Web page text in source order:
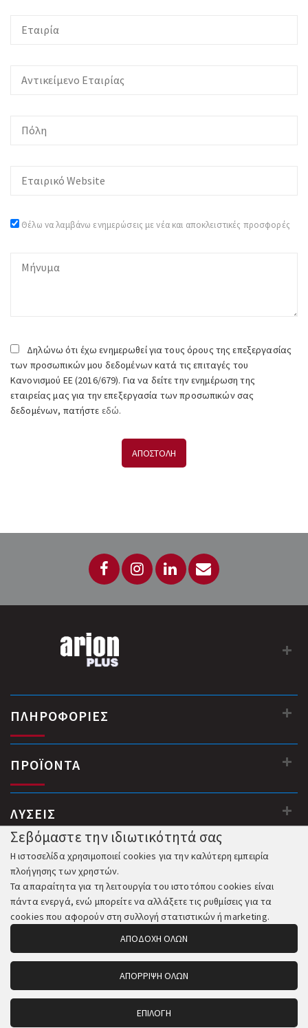
Θέλω να λαμβάνω ενημερώσεις με νέα και αποκλειστικές προσφορές
Δηλώνω ότι έχω ενημερωθεί για τους όρους της επεξεργασίας
των προσωπικών μου δεδομένων κατά τις επιταγές του
Κανονισμού ΕΕ (2016/679). Για να δείτε την ενημέρωση της
εταιρείας μας για την επεξεργασία των προσωπικών σας
δεδομένων, πατήστε εδώ.
ΑΠΟΣΤΟΛΗ
ΠΛΗΡΟΦΟΡΙΕΣ
ΠΡΟΪΟΝΤΑ
ΛΥΣΕΙΣ
© 2018-2026 All Rights Reserved. Κατασκευή και Φιλοξενία:
Komvos.gr
Σεβόμαστε την ιδιωτικότητά σας
Η ιστοσελίδα χρησιμοποιεί cookies για την καλύτερη εμπειρία
πλοήγησης των χρηστών.
Τα απαραίτητα για τη λειτουργία του ιστοτόπου cookies είναι
πάντα ενεργά, ενώ μπορείτε να αλλάξετε τις ρυθμίσεις για τα
cookies που αφορούν στη συλλογή στατιστικών ή marketing.
ΑΠΟΔΟΧΗ ΟΛΩΝ
ΑΠΟΡΡΙΨΗ ΟΛΩΝ
ΕΠΙΛΟΓΗ